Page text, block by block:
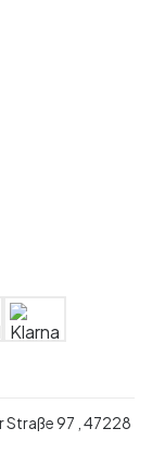
Straße 97 , 47228